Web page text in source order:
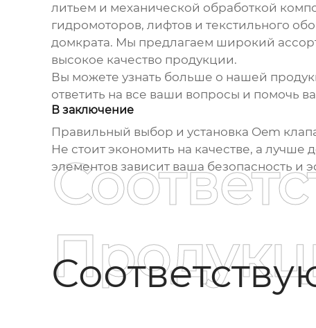
литьем и механической обработкой
гидромоторов, лифтов и текстильного
домкрата. Мы предлагаем широкий
высокое качество продукции.
Вы можете узнать больше о нашей
ответить на все ваши вопросы и помочь
В заключение
Правильный выбор и установка Oem
Не стоит экономить на качестве, а
элементов зависит ваша безопасность и